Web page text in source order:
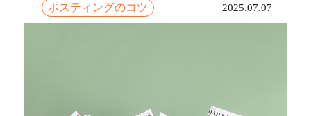
ポスティングのコツ 2025.07.07